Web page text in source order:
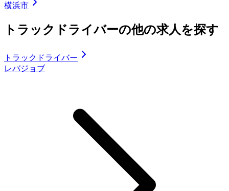
横浜市
トラックドライバーの他の求人を探す
トラックドライバー
レバジョブ